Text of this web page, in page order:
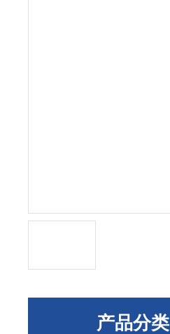
产品分类